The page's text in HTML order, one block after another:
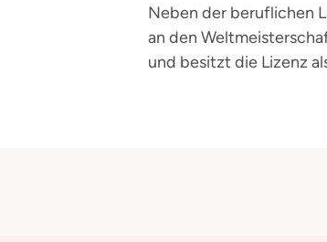
Neben der beruflichen
an den
und besitzt die Lizenz